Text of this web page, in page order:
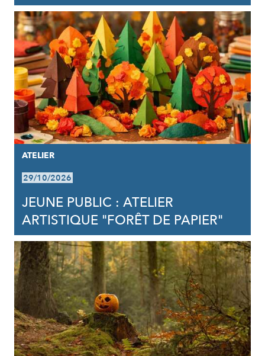
ATELIER
29/10/2026
JEUNE PUBLIC : ATELIER
ARTISTIQUE "FORÊT DE PAPIER"